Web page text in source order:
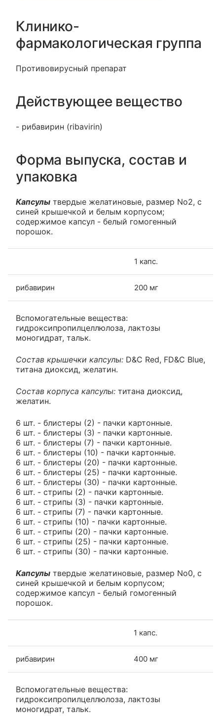
Клинико-
фармакологическая группа
Противовирусный препарат
Действующее вещество
- рибавирин (ribavirin)
Форма выпуска, состав и
упаковка
Капсулы твердые желатиновые, размер No2, с
синей крышечкой и белым корпусом;
содержимое капсул - белый гомогенный
порошок.
1 капс.
рибавирин 200 мг
Вспомогательные вещества:
гидроксипропилцеллюлоза, лактозы
моногидрат, тальк.
Состав крышечки капсулы: D&C Red, FD&C Blue,
титана диоксид, желатин.
Состав корпуса капсулы: титана диоксид,
желатин.
6 шт. - блистеры (2) - пачки картонные.
6 шт. - блистеры (3) - пачки картонные.
6 шт. - блистеры (7) - пачки картонные.
6 шт. - блистеры (10) - пачки картонные.
6 шт. - блистеры (20) - пачки картонные.
6 шт. - блистеры (25) - пачки картонные.
6 шт. - блистеры (30) - пачки картонные.
6 шт. - стрипы (2) - пачки картонные.
6 шт. - стрипы (3) - пачки картонные.
6 шт. - стрипы (7) - пачки картонные.
6 шт. - стрипы (10) - пачки картонные.
6 шт. - стрипы (20) - пачки картонные.
6 шт. - стрипы (25) - пачки картонные.
6 шт. - стрипы (30) - пачки картонные.
Капсулы твердые желатиновые, размер No0, с
синей крышечкой и белым корпусом;
содержимое капсул - белый гомогенный
порошок.
1 капс.
рибавирин 400 мг
Вспомогательные вещества:
гидроксипропилцеллюлоза, лактозы
моногидрат, тальк.